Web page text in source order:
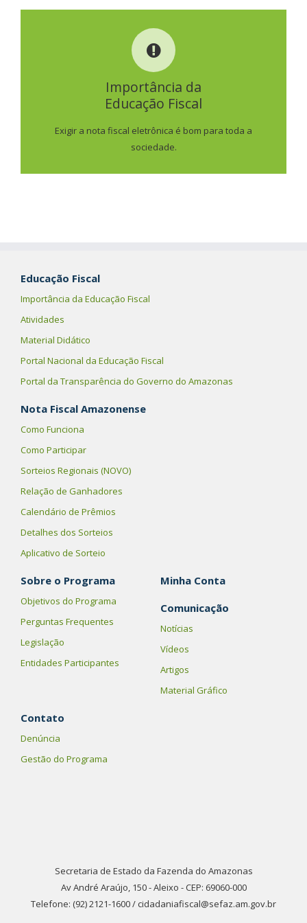
Importância da
Educação Fiscal
Exigir a nota fiscal eletrônica é bom para toda a
sociedade.
IMPORTÂNCIA DA
SAIBA MAIS
Educação Fiscal
Importância da Educação Fiscal
Atividades
Material Didático
Portal Nacional da Educação Fiscal
Portal da Transparência do Governo do Amazonas
Nota Fiscal Amazonense
Como Funciona
Como Participar
Sorteios Regionais (NOVO)
Relação de Ganhadores
Calendário de Prêmios
Detalhes dos Sorteios
Aplicativo de Sorteio
Sobre o Programa
Objetivos do Programa
Perguntas Frequentes
Legislação
Entidades Participantes
Minha Conta
Comunicação
Notícias
Vídeos
Artigos
Material Gráfico
Contato
Denúncia
Gestão do Programa
Secretaria de Estado da Fazenda do Amazonas
Av André Araújo, 150 - Aleixo - CEP: 69060-000
Telefone: (92) 2121-1600 / cidadaniafiscal@sefaz.am.gov.br